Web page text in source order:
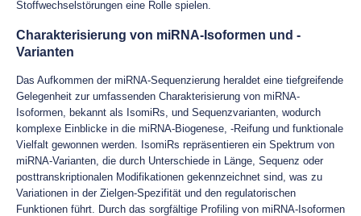
Stoffwechselstörungen eine Rolle spielen.
Charakterisierung von miRNA-Isoformen und -
Varianten
Das Aufkommen der miRNA-Sequenzierung heraldet eine tiefgreifende
Gelegenheit zur umfassenden Charakterisierung von miRNA-
Isoformen, bekannt als IsomiRs, und Sequenzvarianten, wodurch
komplexe Einblicke in die miRNA-Biogenese, -Reifung und funktionale
Vielfalt gewonnen werden. IsomiRs repräsentieren ein Spektrum von
miRNA-Varianten, die durch Unterschiede in Länge, Sequenz oder
posttranskriptionalen Modifikationen gekennzeichnet sind, was zu
Variationen in der Zielgen-Spezifität und den regulatorischen
Funktionen führt. Durch das sorgfältige Profiling von miRNA-Isoformen